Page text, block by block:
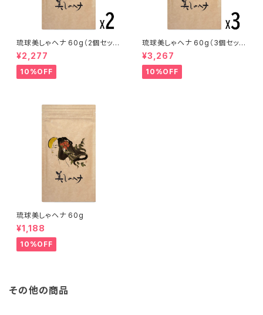
琉球美しゃヘナ 60g（2個セッ
ト）
¥2,277
10%OFF
琉球美しゃヘナ 60g（3個セッ
ト）
¥3,267
10%OFF
琉球美しゃヘナ 60g
¥1,188
10%OFF
その他の商品